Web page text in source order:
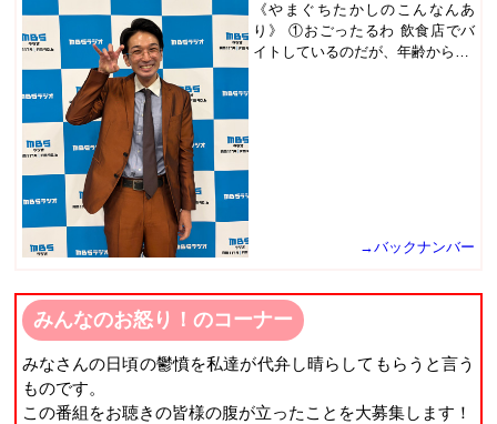
《やまぐちたかしのこんなんあ
り》 ①おごったるわ 飲食店でバ
イトしているのだが、年齢から…
→バックナンバー
みんなのお怒り！のコーナー
みなさんの日頃の鬱憤を私達が代弁し晴らしてもらうと言う
ものです。
この番組をお聴きの皆様の腹が立ったことを大募集します！